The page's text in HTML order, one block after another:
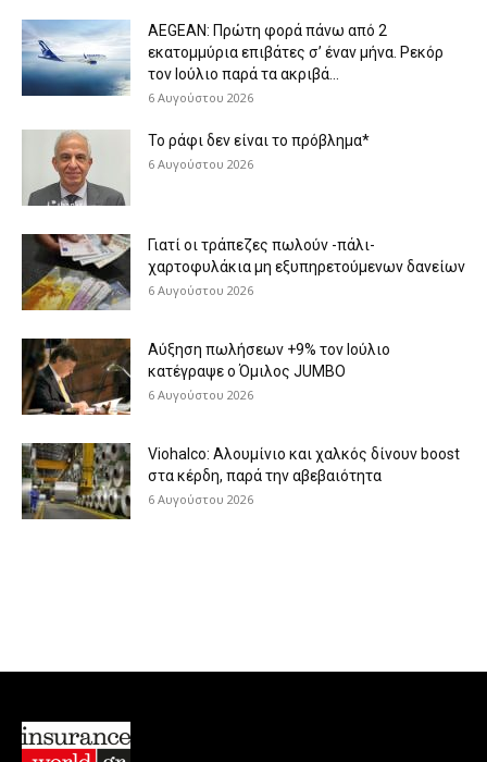
AEGEAN: Πρώτη φορά πάνω από 2
εκατομμύρια επιβάτες σ’ έναν μήνα. Ρεκόρ
τον Ιούλιο παρά τα ακριβά...
6 Αυγούστου 2026
Το ράφι δεν είναι το πρόβλημα*
6 Αυγούστου 2026
Γιατί οι τράπεζες πωλούν -πάλι-
χαρτοφυλάκια μη εξυπηρετούμενων δανείων
6 Αυγούστου 2026
Aύξηση πωλήσεων +9% τον Ιούλιο
κατέγραψε ο Όμιλος JUMBO
6 Αυγούστου 2026
Viohalco: Aλουμίνιο και χαλκός δίνουν boost
στα κέρδη, παρά την αβεβαιότητα
6 Αυγούστου 2026